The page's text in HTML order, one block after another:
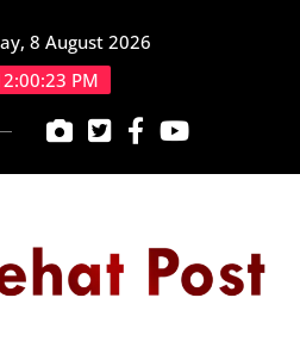
8 August 2026
PM